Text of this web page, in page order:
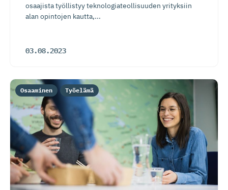
osaajista työllistyy teknologiateollisuuden yrityksiin
alan opintojen kautta,...
03.08.2023
Osaaminen Työelämä